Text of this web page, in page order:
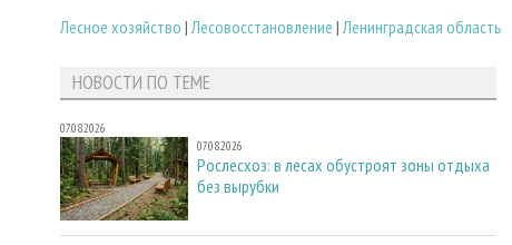
Лесное хозяйство | Лесовосстановление | Ленинградская область
НОВОСТИ ПО ТЕМЕ
07.08.2026
07.08.2026
Рослесхоз: в лесах обустроят зоны отдыха
без вырубки